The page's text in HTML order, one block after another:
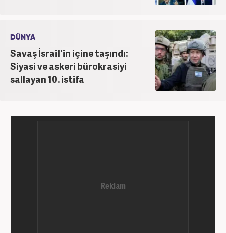
DÜNYA
Savaş İsrail'in içine taşındı:
Siyasi ve askeri bürokrasiyi
sallayan 10. istifa